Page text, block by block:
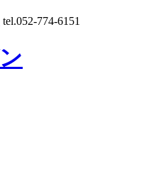
tel.052-774-6151